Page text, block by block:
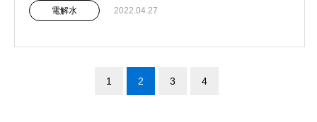
電解水 2022.04.27
1 2 3 4